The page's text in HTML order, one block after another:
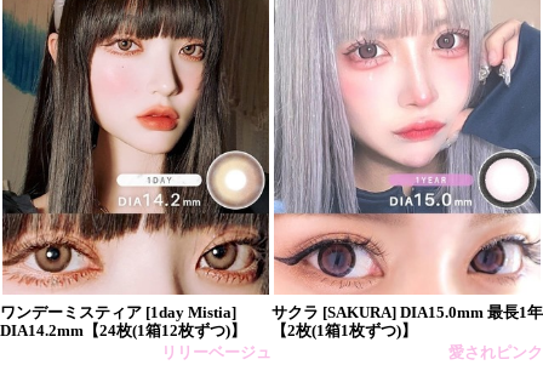
ワンデーミスティア [1day Mistia]
DIA14.2mm【24枚(1箱12枚ずつ)】
リリーベージュ
サクラ [SAKURA] DIA15.0mm 最長1年
【2枚(1箱1枚ずつ)】
愛されピンク